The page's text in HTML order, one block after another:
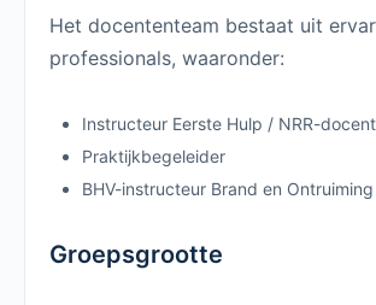
Het docententeam bestaat uit
professionals, waaronder:
Instructeur Eerste Hulp / NRR-docent
Praktijkbegeleider
BHV-instructeur Brand en Ontruiming
Groepsgrootte